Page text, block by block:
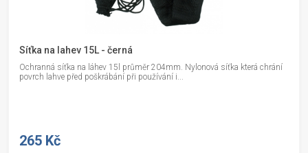
Síťka na lahev 15L - černá
Ochranná síťka na láhev 15l průměr 204mm. Nylonová síťka která chrání
povrch lahve před poškrábání při používání i...
265 Kč